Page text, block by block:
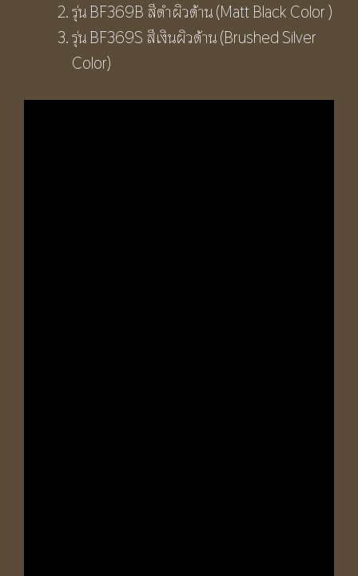
รุ่น BF369B สีดำผิวด้าน (Matt Black Color )
รุ่น BF369S สีเงินผิวด้าน (Brushed Silver
Color)